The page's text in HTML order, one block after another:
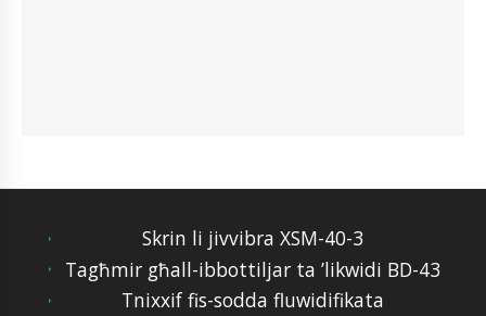
Skrin li jivvibra XSM-40-3
Tagħmir għall-ibbottiljar ta ’likwidi BD-43
Tnixxif fis-sodda fluwidifikata